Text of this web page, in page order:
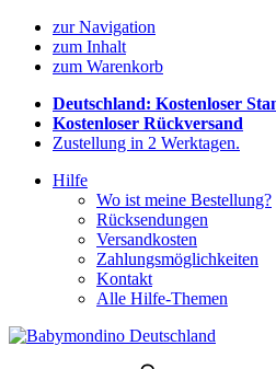
zur Navigation
zum Inhalt
zum Warenkorb
Deutschland: Kostenloser
Kostenloser Rückversand
Zustellung in 2 Werktagen.
Hilfe
Wo ist meine Bestellung?
Rücksendungen
Versandkosten
Zahlungsmöglichkeiten
Kontakt
Alle Hilfe-Themen